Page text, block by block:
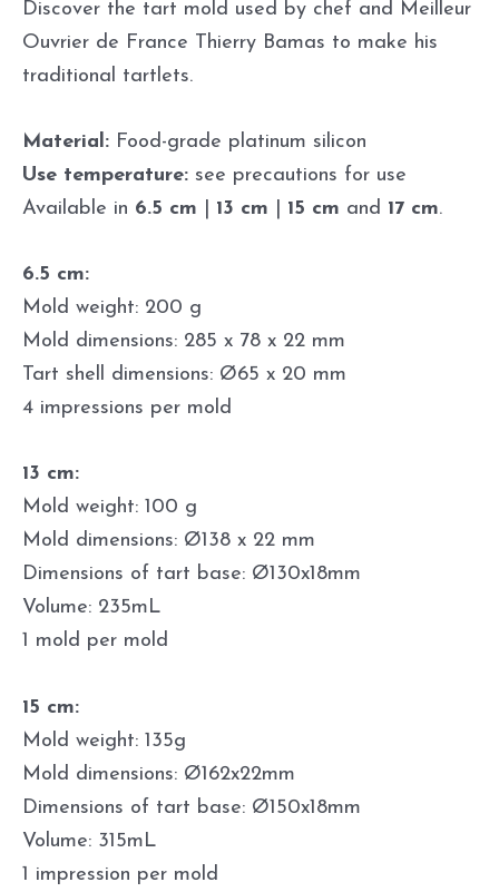
Discover the tart mold used by chef and Meilleur
Ouvrier de France Thierry Bamas to make his
traditional tartlets.
Material: Food-grade platinum silicon
Use temperature: see precautions for use
Available in 6.5 cm 13 cm 15 cm and 17 cm.
6.5 cm:
Mold weight: 200 g
Mold dimensions: 285 x 78 x 22 mm
Tart shell dimensions: Ø65 x 20 mm
4 impressions per mold
13 cm:
Mold weight: 100 g
Mold dimensions: Ø138 x 22 mm
Dimensions of tart base: Ø130x18mm
Volume: 235mL
1 mold per mold
15 cm:
Mold weight: 135g
Mold dimensions: Ø162x22mm
Dimensions of tart base: Ø150x18mm
Volume: 315mL
1 impression per mold